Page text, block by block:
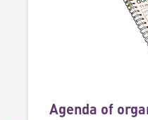
Agenda of